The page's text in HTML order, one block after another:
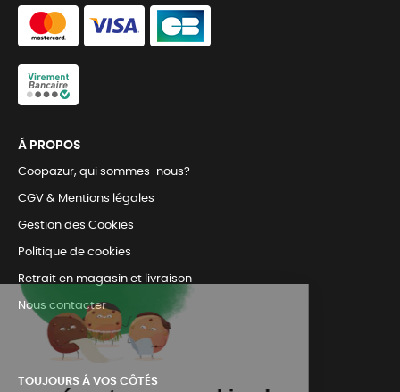
Á PROPOS
Coopazur, qui sommes-nous?
CGV & Mentions légales
Gestion des Cookies
Politique de cookies
Retrait en magasin et livraison
Nous contacter
TOUJOURS Á VOS CÔTÉS